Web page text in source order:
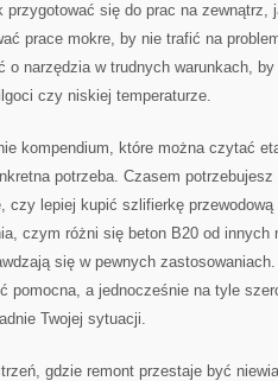
się do prac na zewnątrz,
prace mokre, by nie trafić na
narzędzia w trudnych warunkach, by
czy niskiej temperaturze.
kompendium, które można czytać
potrzeba. Czasem potrzebujesz
czy lepiej kupić szlifierkę
czym różni się beton B20 od innych
się w pewnych
pomocna, a jednocześnie na tyle
Twojej sytuacji.
gdzie remont przestaje być